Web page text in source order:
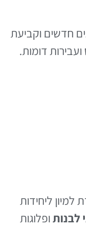
חדשים וקביעת
דומות.
ליחידות
לבנותופלוגות